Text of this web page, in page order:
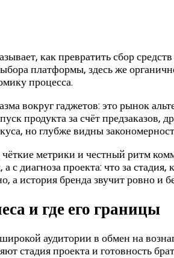
как превратить сбор
платформы, здесь же
процесса.
вокруг гаджетов: это рынок
продукта за счёт
но глубже видны
метрики и честный ритм
с диагноза проекта: что за
а история бренда звучит ровно и
и где его границы
аудитории в обмен на
стадия проекта и готовность